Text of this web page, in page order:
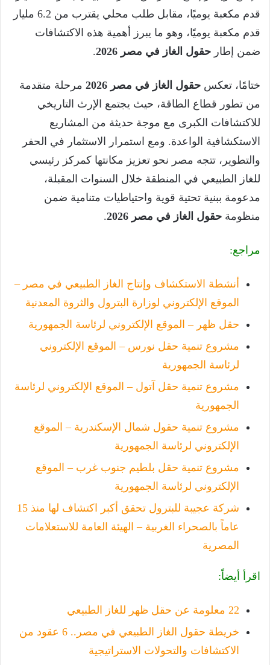
قدم مكعبة يوميًا، مقابل طلب محلي يقترب من 6.2 مليار
قدم مكعبة يوميًا، وهو ما يبرز أهمية هذه الاكتشافات
ضمن إطار حقول الغاز في مصر 2026 .
ختامًا، تعكس حقول الغاز في مصر 2026
مرحلة متقدمة
من تطور قطاع الطاقة، حيث يجتمع الإرث التاريخي
للاكتشافات الكبرى مع موجة حديثة من المشاريع
الاستكشافية الواعدة. ومع استمرار الاستثمار في الحفر
والتطوير، تتجه مصر نحو تعزيز مكانتها كمركز رئيسي
للغاز الطبيعي في المنطقة خلال السنوات المقبلة،
مدعومة ببنية تحتية قوية واحتياطيات متنامية ضمن
منظومة حقول الغاز في مصر 2026 .
مراجع:
أنشطة الاستكشاف وإنتاج الغاز الطبيعي في مصر –
الموقع الإلكتروني لوزارة البترول والثروة المعدنية
حقل ظهر – الموقع الإلكتروني لرئاسة الجمهورية
مشروع تنمية حقل نورس – الموقع الإلكتروني
لرئاسة الجمهورية
مشروع تنمية حقل آتول – الموقع الإلكتروني لرئاسة
الجمهورية
مشروع تنمية حقول شمال الإسكندرية – الموقع
الإلكتروني لرئاسة الجمهورية
مشروع تنمية حقل بلطيم جنوب غرب – الموقع
الإلكتروني لرئاسة الجمهورية
شركة عجيبة للبترول تحقق أكبر اكتشاف لها منذ 15
عاماً بالصحراء الغربية – الهيئة العامة للاستعلامات
المصرية
اقرأ أيضاً:
22 معلومة عن حقل ظهر للغاز الطبيعي
خريطة حقول الغاز الطبيعي في مصر.. 6 عقود من
الاكتشافات والتحولات الاستراتيجية